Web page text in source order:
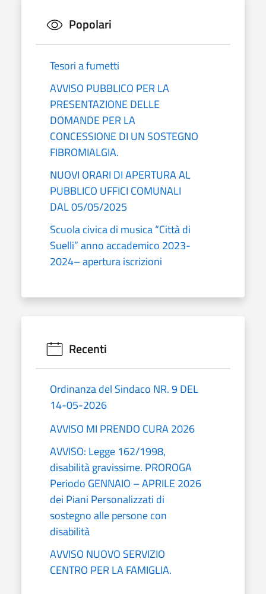
Popolari
Tesori a fumetti
AVVISO PUBBLICO PER LA
PRESENTAZIONE DELLE
DOMANDE PER LA
CONCESSIONE DI UN SOSTEGNO
FIBROMIALGIA.
NUOVI ORARI DI APERTURA AL
PUBBLICO UFFICI COMUNALI
DAL 05/05/2025
Scuola civica di musica “Città di
Suelli” anno accademico 2023-
2024– apertura iscrizioni
Recenti
Ordinanza del Sindaco NR. 9 DEL
14-05-2026
AVVISO MI PRENDO CURA 2026
AVVISO: Legge 162/1998,
disabilità gravissime. PROROGA
Periodo GENNAIO – APRILE 2026
dei Piani Personalizzati di
sostegno alle persone con
disabilità
AVVISO NUOVO SERVIZIO
CENTRO PER LA FAMIGLIA.